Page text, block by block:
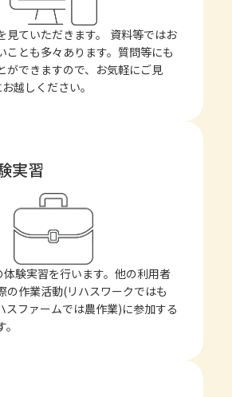
見ていただきます。 資料等ではお
ことも多々あります。質問等にも
ができますので、お気軽にご見
越しください。
実習
験実習を行います。他の利用者
の作業活動(リハスワークではも
スファームでは農作業)に参加する